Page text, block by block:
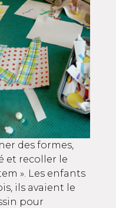
des formes,
et recoller le
». Les enfants
ils avaient le
pour